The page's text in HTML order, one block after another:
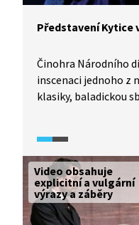
Představení Kytice
Činohra Národního
inscenaci jednoho z
klasiky, baladickou
tandem SKUTR a
jednotlivých balad.
představení
viny, trestu, ale i
Video obsahuje
explicitní a vulgární
výrazy a záběry